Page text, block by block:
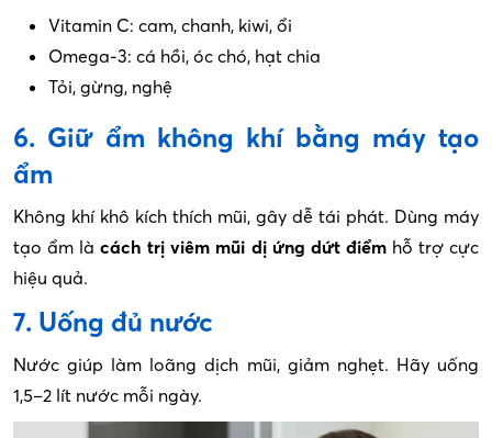
Vitamin C: cam, chanh, kiwi, ổi
Omega-3: cá hồi, óc chó, hạt chia
Tỏi, gừng, nghệ
6. Giữ ẩm không khí bằng máy tạo
ẩm
Không khí khô kích thích mũi, gây dễ tái phát. Dùng máy
tạo ẩm làcách trị viêm mũi dị ứng dứt điểmhỗ trợ cực
hiệu quả.
7. Uống đủ nước
Nước giúp làm loãng dịch mũi, giảm nghẹt. Hãy uống
1,5–2 lít nước mỗi ngày.